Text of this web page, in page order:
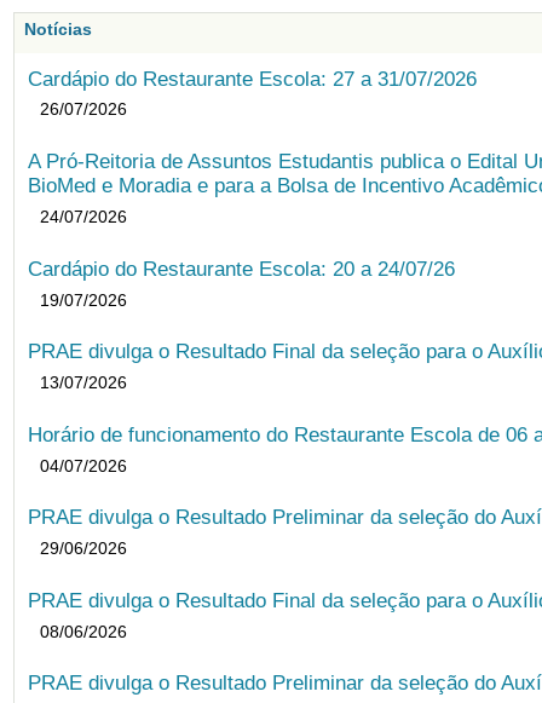
Notícias
Cardápio do Restaurante Escola: 27 a 31/07/2026
26/07/2026
A Pró-Reitoria de Assuntos Estudantis publica o Edital
BioMed e Moradia e para a Bolsa de Incentivo
24/07/2026
Cardápio do Restaurante Escola: 20 a 24/07/26
19/07/2026
PRAE divulga o Resultado Final da seleção para o
13/07/2026
Horário de funcionamento do Restaurante Escola de 06
04/07/2026
PRAE divulga o Resultado Preliminar da seleção do
29/06/2026
PRAE divulga o Resultado Final da seleção para o
08/06/2026
PRAE divulga o Resultado Preliminar da seleção do